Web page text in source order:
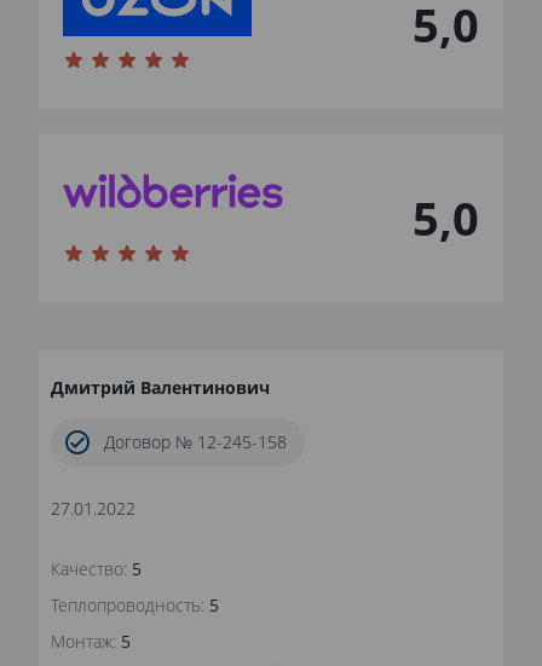
5,0
5,0
Дмитрий Валентинович
Договор № 12-245-158
27.01.2022
Качество: 5
Теплопроводность: 5
Монтаж: 5